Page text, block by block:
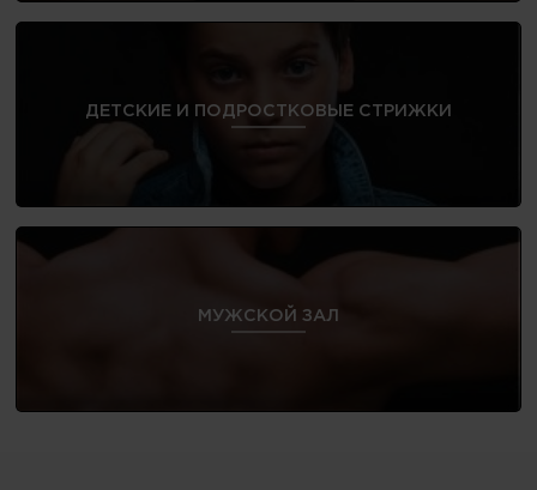
ДЕТСКИЕ И ПОДРОСТКОВЫЕ СТРИЖКИ
МУЖСКОЙ ЗАЛ